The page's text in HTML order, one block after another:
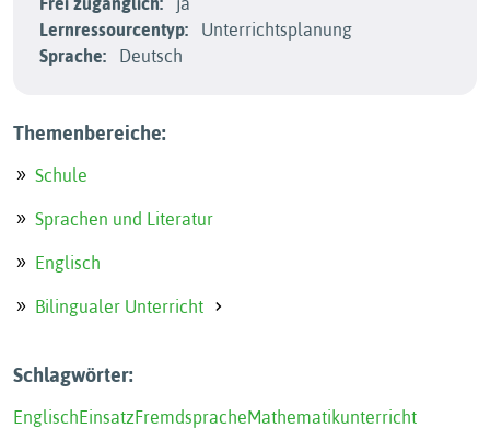
Lernressourcentyp:
Unterrichtsplanung
Sprache:
Deutsch
Themenbereiche:
Schule
Sprachen und Literatur
Englisch
Bilingualer Unterricht
Schlagwörter:
EnglischEinsatzFremdspracheMathematikunterricht